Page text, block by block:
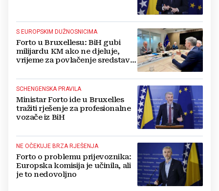
S EUROPSKIM DUŽNOSNICIMA
Forto u Bruxellesu: BiH gubi
milijardu KM ako ne djeluje,
vrijeme za povlačenje sredstava
SCHENGENSKA PRAVILA
Ministar Forto ide u Bruxelles
tražiti rješenje za profesionalne
vozače iz BiH
NE OČEKUJE BRZA RJEŠENJA
Forto o problemu prijevoznika:
Europska komisija je učinila, ali
je to nedovoljno